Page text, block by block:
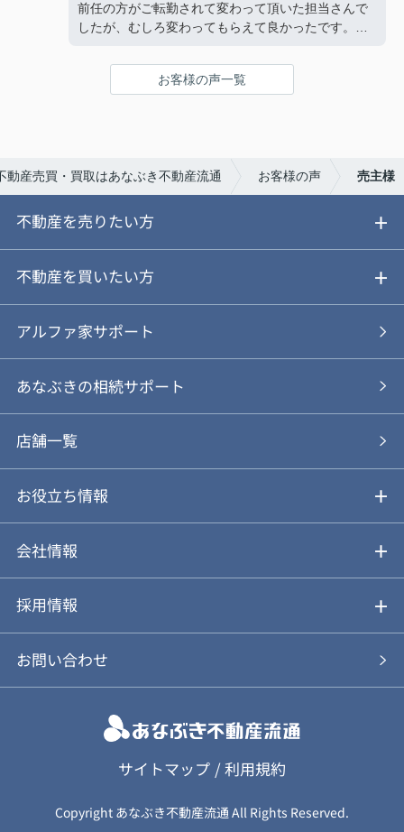
前任の方がご転勤されて変わって頂いた担当さんで
したが、むしろ変わってもらえて良かったです。あ
お客様の声一覧
動産売買・買取はあなぶき不動産流通 お客様の声 売主様
不動産を売りたい方
ご売却ガイド
ご売却の流れ
あなぶきの仲介
あなぶきの買取
仲介と買取のメリット・デメリット
動画やパンフレットで見る
不動産を買いたい方
ご購入ガイド
物件を探す
購入の流れ
購入前も後も安心サポート
お気に入り
アルファ家サポート
あなぶきの相続サポート
店舗一覧
お役立ち情報
不動産Q&A
アルファジャーナル
会社情報
会社概要
スタッフ紹介
個人情報保護方針
カスタマーハラスメント基本方針
保険募集（勧誘）方針
採用情報
新卒採用について
キャリア採用について
応募に関する個人情報取扱について
お問い合わせ
サイトマップ /利用規約
Copyright あなぶき不動産流通 All Rights Reserved.